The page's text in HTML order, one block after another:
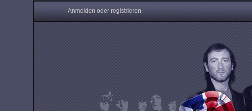
Anmelden oder registrieren